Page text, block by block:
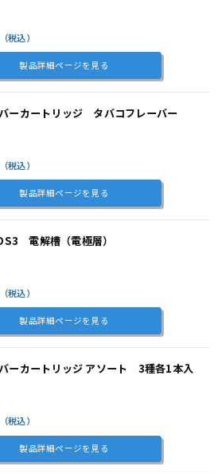
税込）
製品詳細ページを見る
ーカートリッジ タバコフレーバー
税込）
製品詳細ページを見る
電解槽（電極層）
税込）
製品詳細ページを見る
ーカートリッジ アソート 3種各1本入
税込）
製品詳細ページを見る